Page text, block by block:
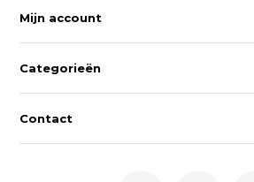
Mijn account
Categorieën
Contact